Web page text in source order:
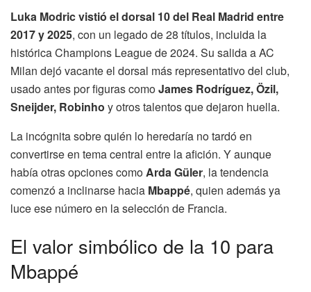
Luka Modric vistió el dorsal 10 del Real Madrid entre
2017 y 2025, con un legado de 28 títulos, incluida la
histórica Champions League de 2024. Su salida a AC
Milan dejó vacante el dorsal más representativo del club,
usado antes por figuras comoJames Rodríguez, Özil,
Sneijder, Robinho y otros talentos que dejaron huella.
La incógnita sobre quién lo heredaría no tardó en
convertirse en tema central entre la afición. Y aunque
había otras opciones comoArda Güler, la tendencia
comenzó a inclinarse hacia Mbappé, quien además ya
luce ese número en la selección de Francia.
El valor simbólico de la 10 para
Mbappé